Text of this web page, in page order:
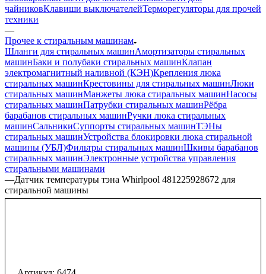
чайниковКлавиши выключателейТерморегуляторы для прочей
техники
—
Прочее к стиральным машинам
Шланги для стиральных машинАмортизаторы стиральных
машинБаки и полубаки стиральных машинКлапан
электромагнитный наливной (КЭН)Крепления люка
стиральных машинКрестовины для стиральных машинЛюки
стиральных машинМанжеты люка стиральных машинНасосы
стиральных машинПатрубки стиральных машинРёбра
барабанов стиральных машинРучки люка стиральных
машинСальникиСуппорты стиральных машинТЭНы
стиральных машинУстройства блокировки люка стиральной
машины (УБЛ)Фильтры стиральных машинШкивы барабанов
стиральных машинЭлектронные устройства управления
стиральными машинами
—Датчик температуры тэна Whirlpool 481225928672 для
стиральной машины